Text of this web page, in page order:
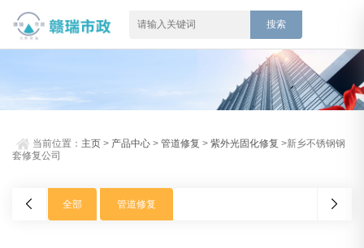
当前位置： 主页 > 产品中心 >管道修复 >紫外光固化修复 >新乡不锈钢钢
套修复公司
全部 管道修复